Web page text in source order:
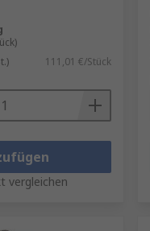
111,01 €/Stück
vergleichen